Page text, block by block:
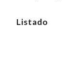
Listado